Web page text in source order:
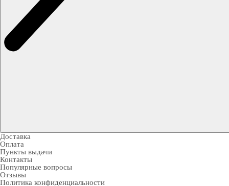
Доставка
Оплата
Пункты выдачи
Контакты
Популярные вопросы
Отзывы
Политика конфиденциальности